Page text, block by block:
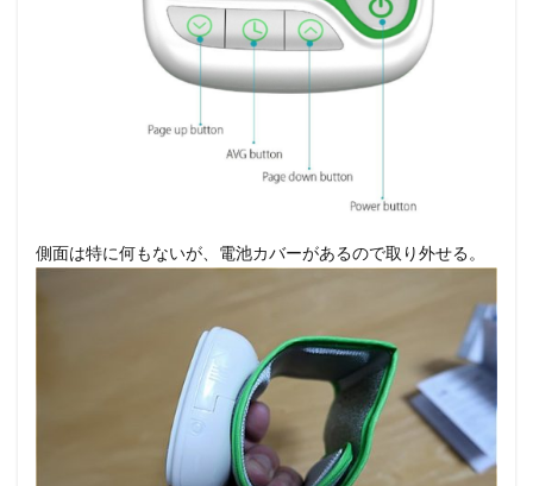
側面は特に何もないが、電池カバーがあるので取り外せる。